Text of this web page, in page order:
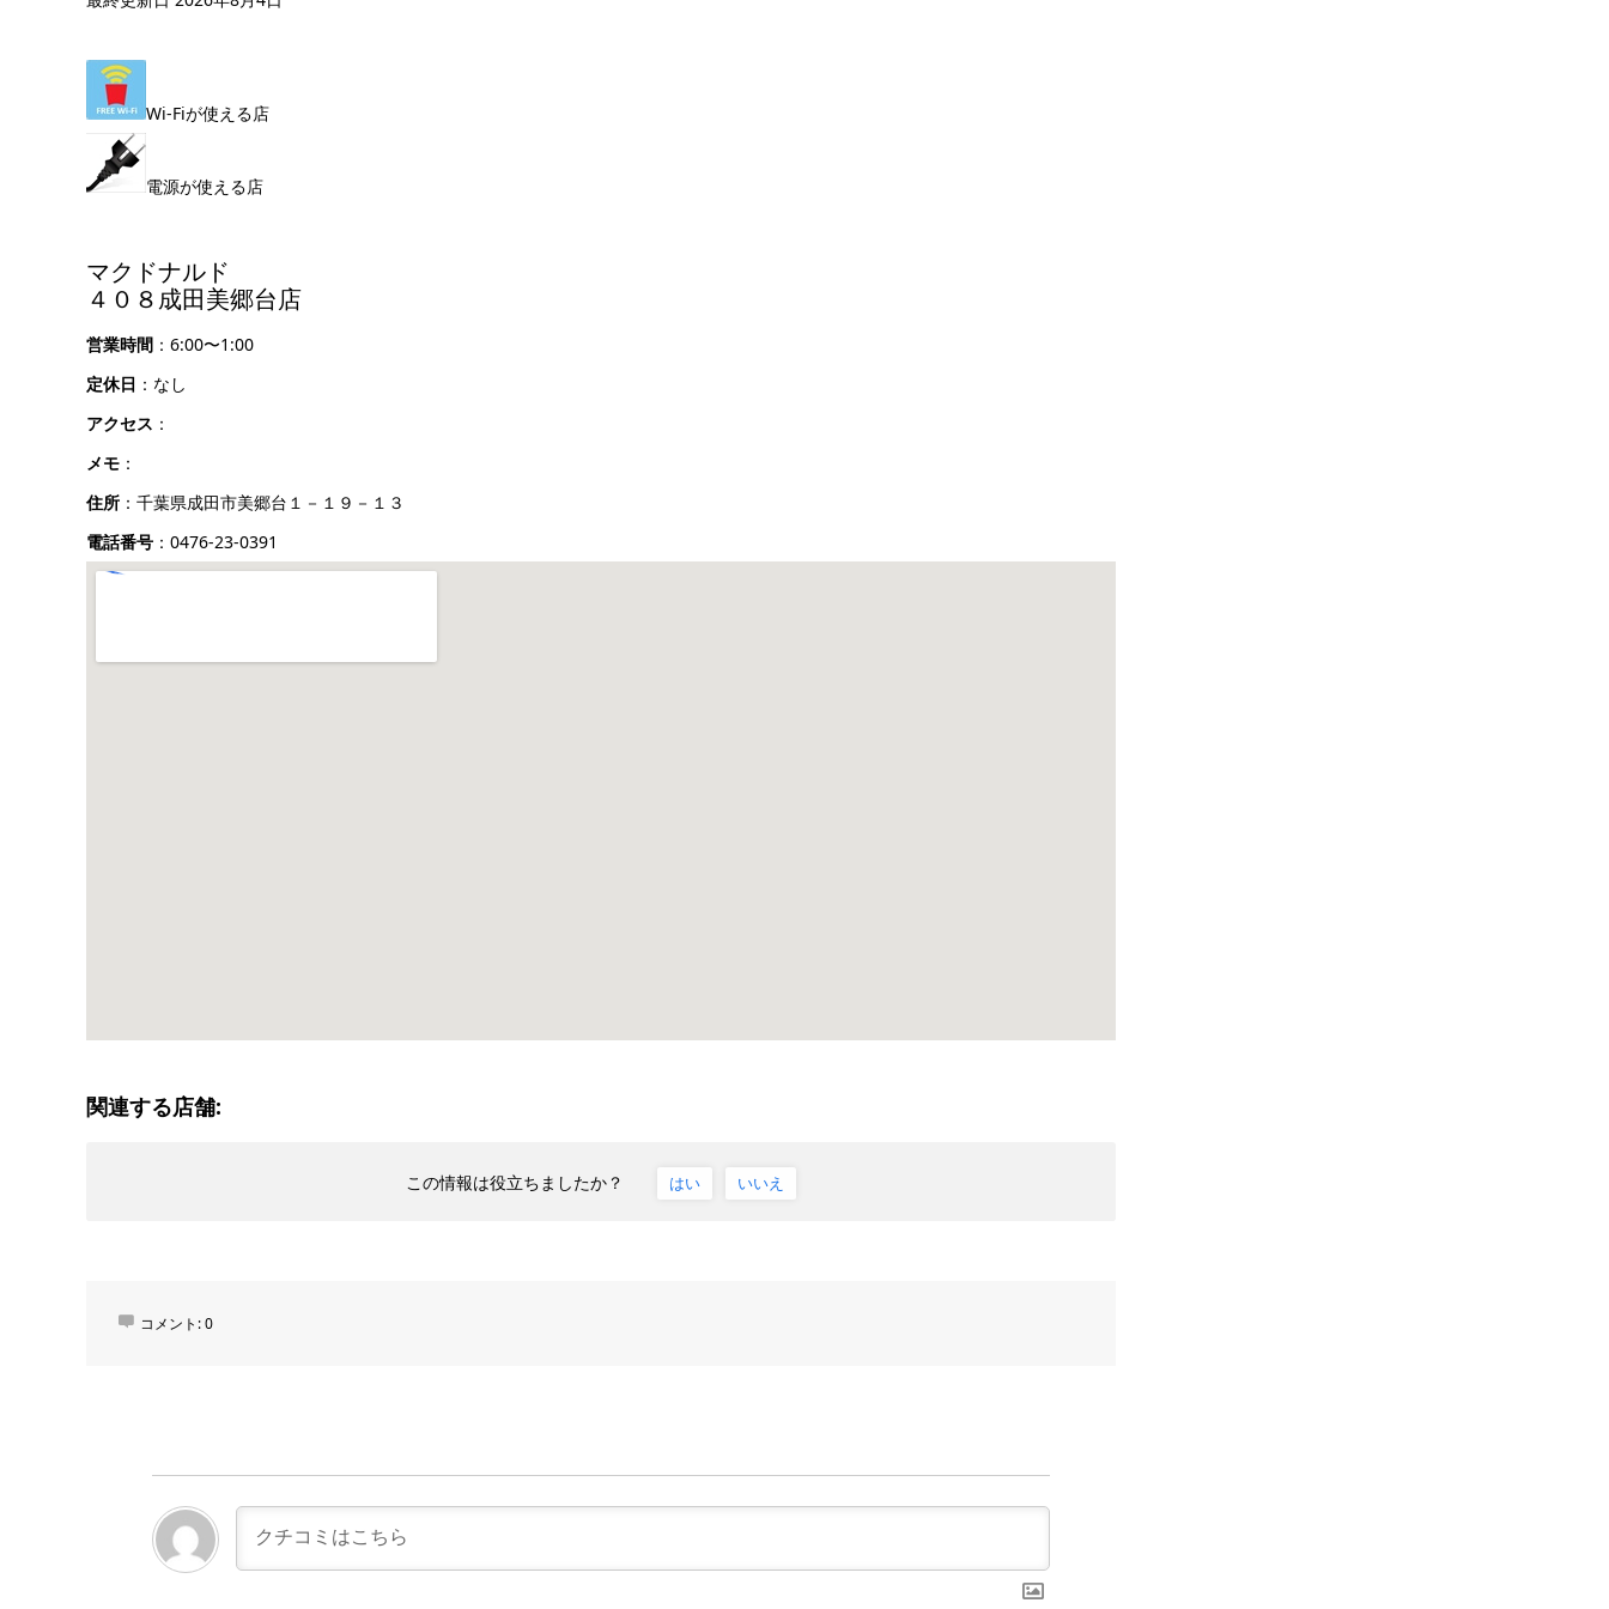
Wi-Fiが使える店
電源が使える店
マクドナルド
４０８成田美郷台店
営業時間 ：6:00〜1:00
定休日 ：なし
アクセス ：
メモ ：
住所 ：千葉県成田市美郷台１－１９－１３
電話番号 ：0476-23-0391
関連する店舗:
この情報は役立ちましたか？ はい いいえ
コメント:0